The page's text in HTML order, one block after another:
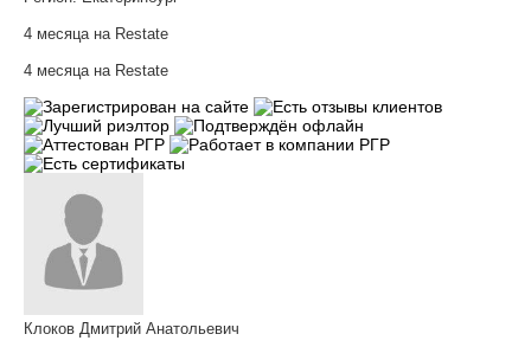
4 месяца на Restate
4 месяца на Restate
Клоков Дмитрий Анатольевич